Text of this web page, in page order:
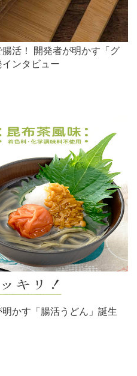
活！ 開発者が明かす「グ
ンタビュー
かす「腸活うどん」誕生